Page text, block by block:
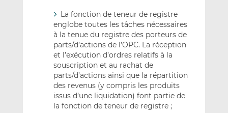
La fonction de teneur de registre
englobe toutes les tâches nécessaires
à la tenue du registre des porteurs de
parts/d’actions de l’OPC. La réception
et l’exécution d’ordres relatifs à la
souscription et au rachat de
parts/d’actions ainsi que la répartition
des revenus (y compris les produits
issus d’une liquidation) font partie de
la fonction de teneur de registre ;